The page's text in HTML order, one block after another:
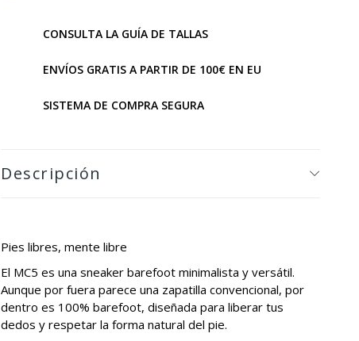
CONSULTA LA GUÍA DE TALLAS
ENVÍOS GRATIS A PARTIR DE 100€ EN EU
SISTEMA DE COMPRA SEGURA
Descripción
Pies libres, mente libre
El MC5 es una sneaker barefoot minimalista y versátil.
Aunque por fuera parece una zapatilla convencional, por
dentro es 100% barefoot, diseñada para liberar tus
dedos y respetar la forma natural del pie.